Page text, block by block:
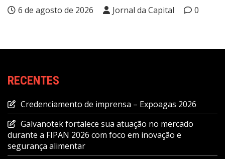
6 de agosto de 2026 Jornal da Capital 0
RECENTES
Credenciamento de imprensa – Expoagas 2026
Galvanotek fortalece sua atuação no mercado
durante a FIPAN 2026 com foco em inovação e
segurança alimentar